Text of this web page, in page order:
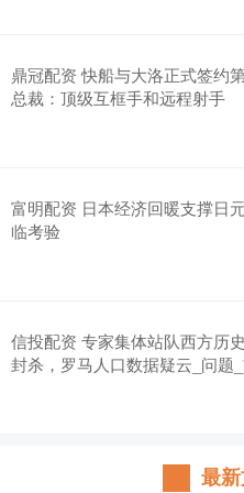
鼎冠配资 快船与大洛正式签约
总裁：顶级互框手和远程射手
富明配资 日本经济回暖支撑日
临考验
信投配资 专家集体站队西方历
封杀，罗马人口数据疑云_问题
最